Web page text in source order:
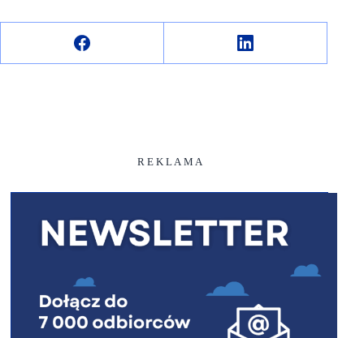
R E K L A M A